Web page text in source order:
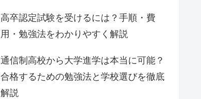
高卒認定試験を受けるには？手順・費
用・勉強法をわかりやすく解説
通信制高校から大学進学は本当に可能？
合格するための勉強法と学校選びを徹底
解説